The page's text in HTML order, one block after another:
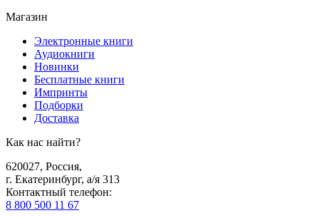
Магазин
Электронные книги
Аудиокниги
Новинки
Бесплатные книги
Импринты
Подборки
Доставка
Как нас найти?
620027, Россия,
г. Екатеринбург, а/я 313
Контактный телефон:
8 800 500 11 67